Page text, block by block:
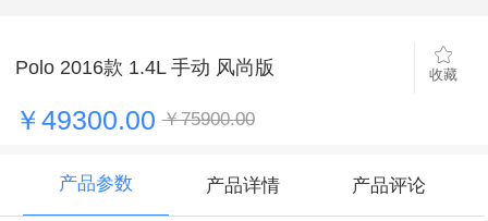
Polo 2016款 1.4L 手动 风尚版 收藏
￥49300.00 ￥75900.00
产品参数 产品详情 产品评论